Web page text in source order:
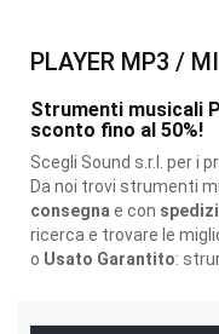
PLAYER MP3 /
Strumenti musicali
sconto fino al 50%!
Scegli Sound s.r.l. per i
Da noi trovi strumenti
consegna e con
ricerca e trovare le
o Usato Garantito: